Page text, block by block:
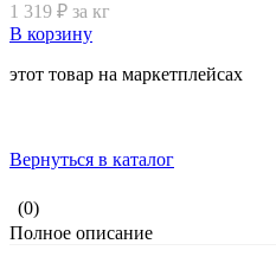
1 319 ₽ за кг
В корзину
этот товар на маркетплейсах
Вернуться в каталог
(0)
Полное описание